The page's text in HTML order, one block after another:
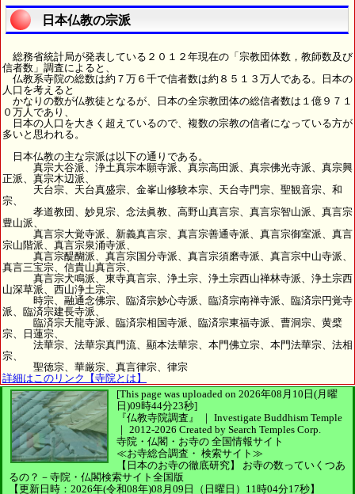
日本仏教の宗派
総務省統計局が発表している２０１２年現在の「宗教団体数，教師数及び
信者数」調査によると、
仏教系寺院の総数は約７万６千で信者数は約８５１３万人である。日本の
人口を考えると
かなりの数が仏教徒となるが、日本の全宗教団体の総信者数は１億９７１
０万人であり、
日本の人口を大きく超えているので、複数の宗教の信者になっている方が
多いと思われる。
日本仏教の主な宗派は以下の通りである。
真宗大谷派、浄土真宗本願寺派、真宗高田派、真宗佛光寺派、真宗興
正派、真宗木辺派、
天台宗、天台真盛宗、金峯山修験本宗、天台寺門宗、聖観音宗、和
宗、
孝道教団、妙見宗、念法眞教、高野山真言宗、真言宗智山派、真言宗
豊山派、
真言宗大覚寺派、新義真言宗、真言宗善通寺派、真言宗御室派、真言
宗山階派、真言宗泉涌寺派、
真言宗醍醐派、真言宗国分寺派、真言宗須磨寺派、真言宗中山寺派、
真言三宝宗、信貴山真言宗、
真言宗犬鳴派、東寺真言宗、浄土宗、浄土宗西山禅林寺派、浄土宗西
山深草派、西山浄土宗、
時宗、融通念佛宗、臨済宗妙心寺派、臨済宗南禅寺派、臨済宗円覚寺
派、臨済宗建長寺派、
臨済宗天龍寺派、臨済宗相国寺派、臨済宗東福寺派、曹洞宗、黄檗
宗、日蓮宗、
法華宗、法華宗真門流、顯本法華宗、本門佛立宗、本門法華宗、法相
宗、
聖徳宗、華厳宗、真言律宗、律宗
詳細はこのリンク【寺院とは】
[This page was uploaded on 2026年08月10日(月曜
日)09時44分23秒]
『仏教寺院調査』 ｜ Investigate Buddhism Temple
｜ 2012-2026 Created by Search Temples Corp.
寺院・仏閣・お寺の 全国情報サイト
≪お寺総合調査・ 検索サイト≫
【日本のお寺の徹底研究】
お寺の数っていくつあ
るの？－寺院・仏閣検索サイト全国版
【更新日時：2026年(令和08年)08月09日（日曜日）11時04分17秒】